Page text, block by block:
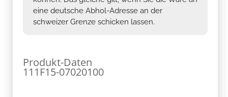
eine deutsche Abhol-Adresse an der
schweizer Grenze schicken lassen.
Produkt-Daten
111F15-07020100